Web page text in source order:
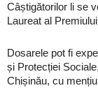
Câștigătorilor li se
Laureat al
Dosarele pot fi
și Protecției
Chișinău, cu